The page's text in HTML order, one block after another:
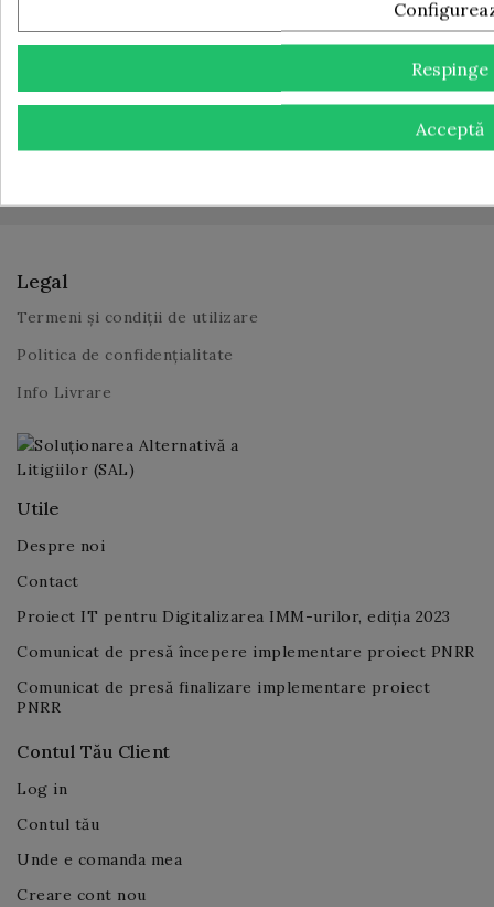
rugam sa folosesti informatiile noastre de contact din
Legal
Termeni și condiții de utilizare
Politica de confidențialitate
Info Livrare
Utile
Despre noi
Contact
Proiect IT pentru Digitalizarea IMM-urilor, ediția 2023
Comunicat de presă începere implementare proiect PNRR
Comunicat de presă finalizare implementare proiect
PNRR
Contul Tău Client
Log in
Contul tău
Unde e comanda mea
Creare cont nou
Respinge
Acceptă